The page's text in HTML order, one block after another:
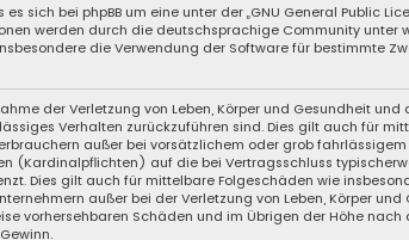
sich bei phpBB um eine unter der „GNU General Public
werden durch die deutschsprachige Community unter
die Verwendung der Software für bestimmte
der Verletzung von Leben, Körper und Gesundheit
Verhalten zurückzuführen sind. Dies gilt auch für
außer bei vorsätzlichem oder grob
(Kardinalpflichten) auf die bei Vertragsschluss
Dies gilt auch für mittelbare Folgeschäden wie
außer bei der Verletzung von Leben, Körper
vorhersehbaren Schäden und im Übrigen der Höhe